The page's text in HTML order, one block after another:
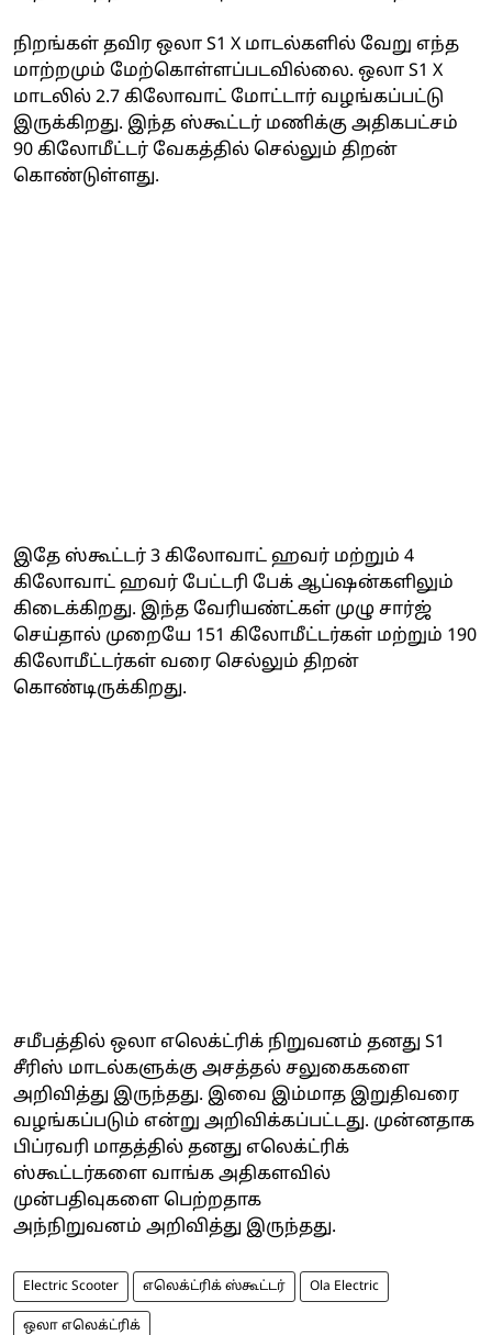
நிறங்கள் தவிர ஒலா S1 X மாடல்களில் வேறு எந்த
மாற்றமும் மேற்கொள்ளப்படவில்லை. ஒலா S1 X
மாடலில் 2.7 கிலோவாட் மோட்டார் வழங்கப்பட்டு
இருக்கிறது. இந்த ஸ்கூட்டர் மணிக்கு அதிகபட்சம்
90 கிலோமீட்டர் வேகத்தில் செல்லும் திறன்
கொண்டுள்ளது.
இதே ஸ்கூட்டர் 3 கிலோவாட் ஹவர் மற்றும் 4
கிலோவாட் ஹவர் பேட்டரி பேக் ஆப்ஷன்களிலும்
கிடைக்கிறது. இந்த வேரியண்ட்கள் முழு சார்ஜ்
செய்தால் முறையே 151 கிலோமீட்டர்கள் மற்றும் 190
கிலோமீட்டர்கள் வரை செல்லும் திறன்
கொண்டிருக்கிறது.
சமீபத்தில் ஒலா எலெக்ட்ரிக் நிறுவனம் தனது S1
சீரிஸ் மாடல்களுக்கு அசத்தல் சலுகைகளை
அறிவித்து இருந்தது. இவை இம்மாத இறுதிவரை
வழங்கப்படும் என்று அறிவிக்கப்பட்டது. முன்னதாக
பிப்ரவரி மாதத்தில் தனது எலெக்ட்ரிக்
ஸ்கூட்டர்களை வாங்க அதிகளவில்
முன்பதிவுகளை பெற்றதாக
அந்நிறுவனம் அறிவித்து இருந்தது.
Electric Scooter எலெக்ட்ரிக் ஸ்கூட்டர் Ola Electric
ஒலா எலெக்ட்ரிக்